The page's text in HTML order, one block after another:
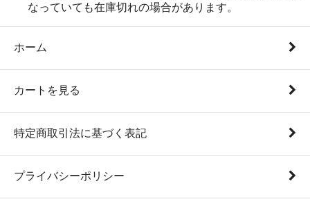
なっていても在庫切れの場合があります。
ホーム
カートを見る
特定商取引法に基づく表記
プライバシーポリシー